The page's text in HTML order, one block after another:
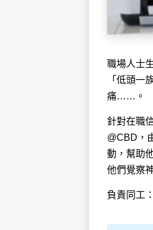
職場人士
「低頭一
痛……。
針對在職
@CBD，
動，幫助
他們覺察
負責同工